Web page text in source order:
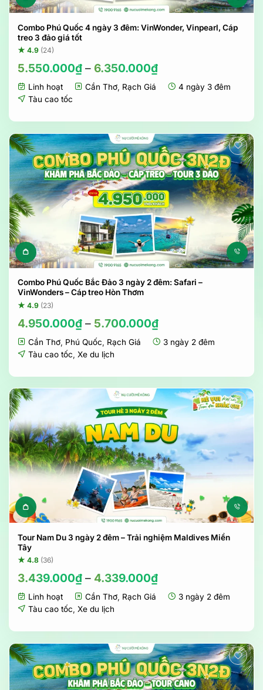
Combo Phú Quốc 4 ngày 3 đêm: VinWonder, Vinpearl, Cáp
treo 3 đảo giá tốt
★ 4.9 (24)
5.550.000₫– 6.350.000₫
Linh hoạt Cần Thơ, Rạch Giá
4 ngày 3 đêm
Tàu cao tốc
Combo Phú Quốc Bắc Đảo 3 ngày 2 đêm: Safari –
VinWonders – Cáp treo Hòn Thơm
★ 4.9 (23)
4.950.000₫– 5.700.000₫
Cần Thơ, Phú Quốc Rạch Giá
3 ngày 2 đêm
Tàu cao tốc Xe du lịch
Sản phẩm này có nhiều
Tour Nam Du 3 ngày 2 đêm – Trải nghiệm Maldives Miền
Tây
★ 4.8 (36)
3.439.000₫– 4.339.000₫
Linh hoạt Cần Thơ, Rạch Giá
3 ngày 2 đêm
Tàu cao tốc, Xe du lịch